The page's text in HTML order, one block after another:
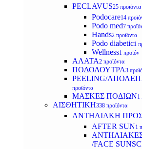
PECLAVUS25 προϊόντα
Podocare14
Podo med7
Hands2 προϊόντα
Podo diabetic1
Wellness1 προϊόν
ΑΛΑΤΑ2 προϊόντα
ΠΟΔΟΛΟΥΤΡΑ3
PEELING/
προϊόντα
ΜΑΣΚΕΣ ΠΟΔΙΩΝ1
ΑΙΣΘΗΤΙΚΗ338 προϊόντα
ΑΝΤΗΛΙΑΚΗ
AFTER SUN1
/FACE